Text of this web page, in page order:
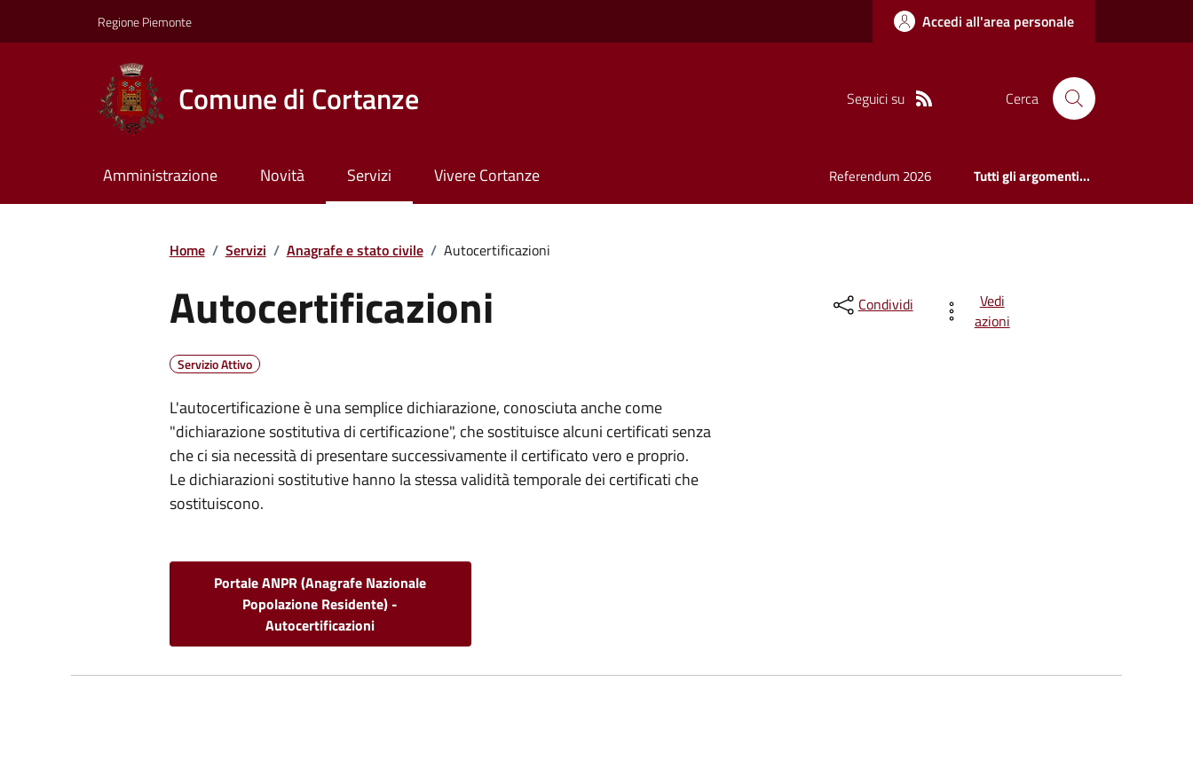
Regione Piemonte Accedi all'area personale
Comune di Cortanze Seguici su Cerca
Amministrazione Novità Servizi Vivere Cortanze Referendum 2026 Tutti gli argomenti...
Home / Servizi / Anagrafe e stato civile / Autocertificazioni
Autocertificazioni
Servizio Attivo
L'autocertificazione è una semplice dichiarazione, conosciuta anche come
"dichiarazione sostitutiva di certificazione", che sostituisce alcuni certificati senza
che ci sia necessità di presentare successivamente il certificato vero e proprio.
Le dichiarazioni sostitutive hanno la stessa validità temporale dei certificati che
sostituiscono.
Portale ANPR (Anagrafe Nazionale
Popolazione Residente) -
Autocertificazioni
Condividi
Vedi
azioni